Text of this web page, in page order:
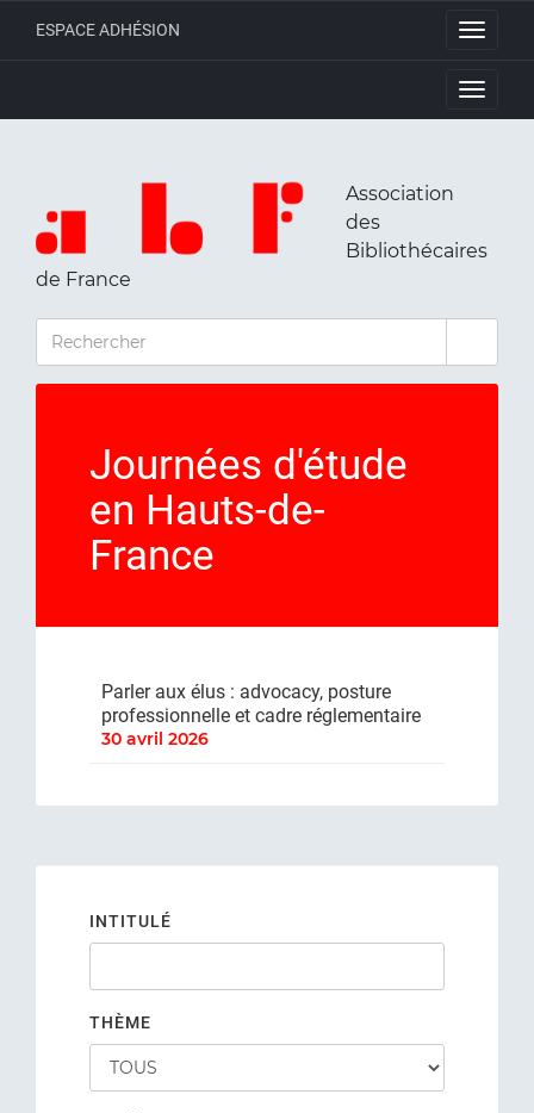
Toggle
ESPACE ADHÉSION
Toggle
Association
des
Bibliothécaires
de France
RECHERCHER
Journées d'étude
en Hauts-de-
France
Parler aux élus : advocacy, posture
professionnelle et cadre réglementaire
30 avril 2026
INTITULÉ
THÈME